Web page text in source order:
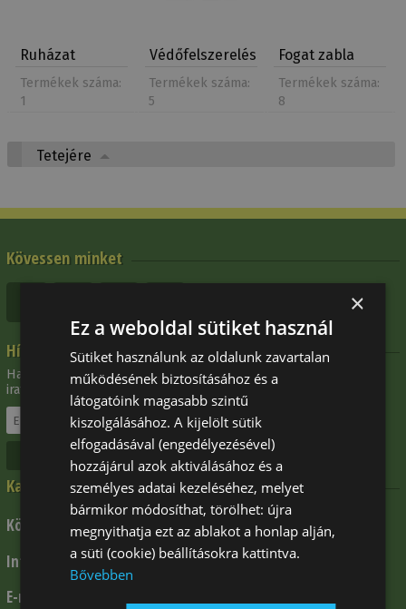
Ruházat
fogathajtás…
Termékek száma:
1
Védőfelszerelés
fog…
Termékek száma:
5
Fogat zabla
Termékek száma:
8
Tetejére
Kövessen minket
Hírlevél
Ha szeretne értesítést kapni újdonságainkról és akcióinkról,
iratkozzon fel hírlevelünkre:
Leiratkozás
Kapcsolat
Központi telefonszám: + 36 1 309 5112
Információk: + 36 30 341 7578
E-mail:
×
Ez a weboldal sütiket használ
Sütiket használunk az oldalunk zavartalan
működésének biztosításához és a
látogatóink magasabb szintű
kiszolgálásához. A kijelölt sütik
elfogadásával (engedélyezésével)
hozzájárul azok aktiválásához és a
személyes adatai kezeléséhez, melyet
bármikor módosíthat, törölhet: újra
megnyithatja ezt az ablakot a honlap alján,
a süti (cookie) beállításokra kattintva.
Bővebben